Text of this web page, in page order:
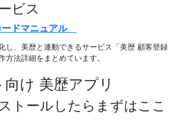
ビス
ードマニュアル
し、美歴と連動できるサービス「美歴 顧客登録
方法詳細をまとめています。
け 美歴アプリ
トールしたらまずはここ